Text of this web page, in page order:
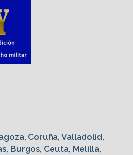
Coruña, Valladolid,
Burgos, Ceuta, Melilla,